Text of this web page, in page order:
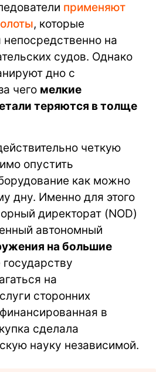
применяют
, которые
на
судов. Однако
дно с
чего мелкие
теряются в толще
четкую
опустить
как можно
дну. Именно для этого
директорат (NOD)
автономный
на большие
на
сторонних
в
сделала
науку независимой.